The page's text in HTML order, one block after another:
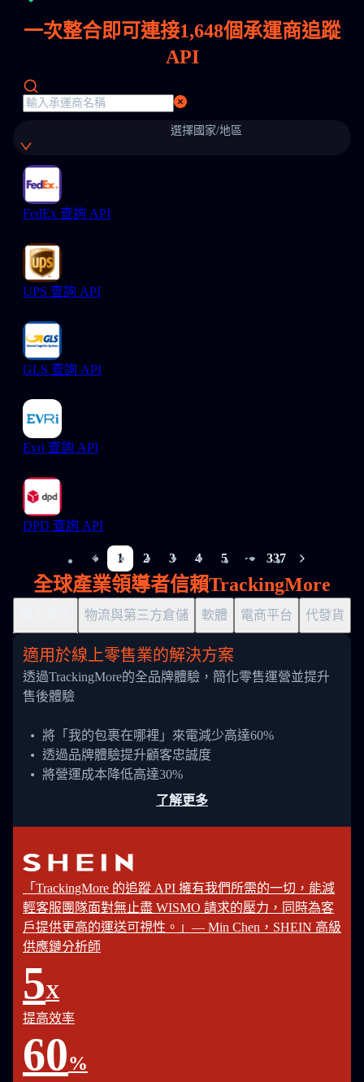
一次整合即可連接1,648個承運商追蹤
API
選擇國家/地區
FedEx 查詢 API
UPS 查詢 API
GLS 查詢 API
Evri 查詢 API
DPD 查詢 API
1 2 3 4 5
More pages
337
全球產業領導者信賴TrackingMore
物流與第三方倉儲 軟體 電商平台 代發貨
適用於線上零售業的解決方案
透過TrackingMore的全品牌體驗，簡化零售運營並提升
售後體驗
將「我的包裹在哪裡」來電減少高達60%
透過品牌體驗提升顧客忠誠度
將營運成本降低高達30%
了解更多
「TrackingMore 的追蹤 API 擁有我們所需的一切，能減
輕客服團隊面對無止盡 WISMO 請求的壓力，同時為客
戶提供更高的運送可視性。」— Min Chen，SHEIN 高級
供應鏈分析師
5X
提高效率
60%